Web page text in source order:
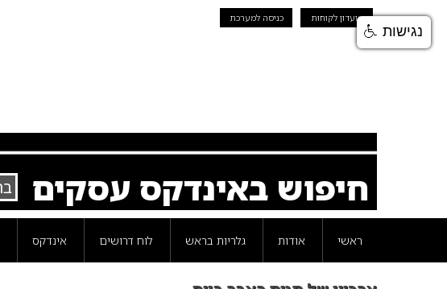
מועדון לקוחות כניסה למערכת
חיפוש באינדקס עסקים
ראשי אודות גלריות בראש לוח דרושים אינדקס
נגישות